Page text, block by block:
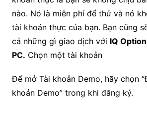
nào. Nó là miễn phí để thử và nó
tài khoản thực của bạn. Bạn cũng
cả những gì giao dịch với IQ
PC. Chọn một tài khoản
Để mở Tài khoản Demo, hãy chọn
khoản Demo” trong khi đăng ký.